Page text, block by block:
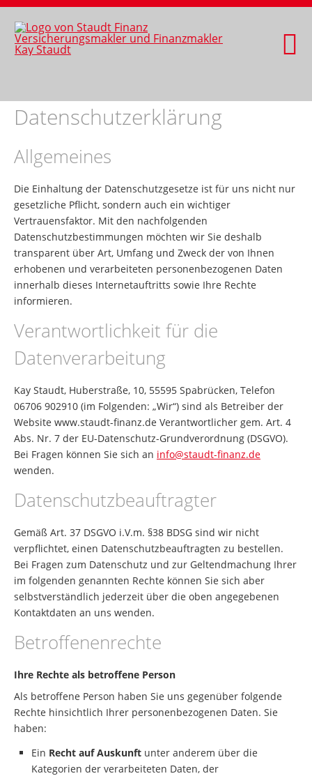
Datenschutzerklärung
Allgemeines
Die Einhaltung der Datenschutzgesetze ist für uns nicht nur
gesetzliche Pflicht, sondern auch ein wichtiger
Vertrauensfaktor. Mit den nachfolgenden
Datenschutzbestimmungen möchten wir Sie deshalb
transparent über Art, Umfang und Zweck der von Ihnen
erhobenen und verarbeiteten personenbezogenen Daten
innerhalb dieses Internetauftritts sowie Ihre Rechte
informieren.
Verantwortlichkeit für die
Datenverarbeitung
Kay Staudt, Huberstraße, 10, 55595 Spabrücken, Telefon
06706 902910 (im Folgenden: „Wir“) sind als Betreiber der
Website www.staudt-finanz.de Verantwortlicher gem. Art. 4
Abs. Nr. 7 der EU-Datenschutz-Grundverordnung (DSGVO).
Bei Fragen können Sie sich an info@staudt-finanz.de
wenden.
Datenschutzbeauftragter
Gemäß Art. 37 DSGVO i.V.m. §38 BDSG sind wir nicht
verpflichtet, einen Datenschutzbeauftragten zu bestellen.
Bei Fragen zum Datenschutz und zur Geltendmachung Ihrer
im folgenden genannten Rechte können Sie sich aber
selbstverständlich jederzeit über die oben angegebenen
Kontaktdaten an uns wenden.
Betroffenenrechte
Ihre Rechte als betroffene Person
Als betroffene Person haben Sie uns gegenüber folgende
Rechte hinsichtlich Ihrer personenbezogenen Daten. Sie
haben:
Ein Recht auf Auskunft unter anderem über die
Kategorien der verarbeiteten Daten, der